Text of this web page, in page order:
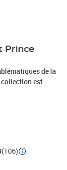
Prince
de la
est
qui allie
cadres,
albums. Nous
libérer votre
pour une
tampons.
(106)